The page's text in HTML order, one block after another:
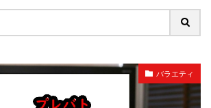
バラエティ